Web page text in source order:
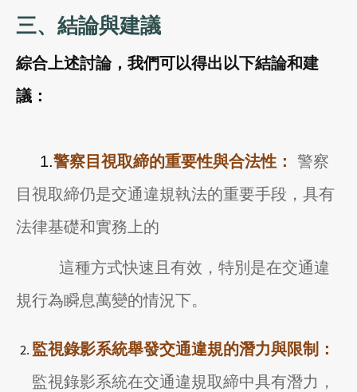
三、結論與建議
綜合上述討論，我們可以得出以下結論和建
議：
1.警察目視取締的重要性與合法性：
警察
目視取締仍是交通違規執法的重要手段，具有
法律基礎和實務上的
這種方式快速且有效，特別是在交通違
規行為瞬息萬變的情況下。
監視錄影系統舉發交通違規的潛力與限制：
監視錄影系統在交通違規取締中具有潛力，